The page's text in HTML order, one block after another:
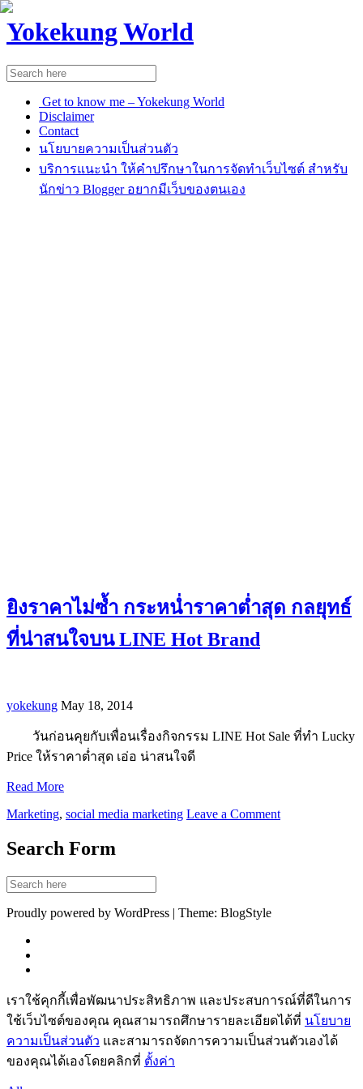
Yokekung World
Get to know me – Yokekung World
Disclaimer
Contact
นโยบายความเป็นส่วนตัว
บริการแนะนำ ให้คำปรึกษาในการจัดทำเว็บไซต์ สำหรับ
นักข่าว Blogger อยากมีเว็บของตนเอง
ยิงราคาไม่ซ้ำ กระหน่ำราคาต่ำสุด กลยุทธ์
ที่น่าสนใจบน LINE Hot Brand
yokekung May 18, 2014
วันก่อนคุยกับเพื่อนเรื่องกิจกรรม LINE Hot Sale ที่ทำ Lucky
Price ให้ราคาต่ำสุด เอ่อ น่าสนใจดี
Read More
Marketing, social media marketing Leave a Comment
Search Form
Proudly powered by WordPress | Theme: BlogStyle
เราใช้คุกกี้เพื่อพัฒนาประสิทธิภาพ และประสบการณ์ที่ดีในการ
ใช้เว็บไซต์ของคุณ คุณสามารถศึกษารายละเอียดได้ที่ นโยบาย
ความเป็นส่วนตัว และสามารถจัดการความเป็นส่วนตัวเองได้
ของคุณได้เองโดยคลิกที่ ตั้งค่า